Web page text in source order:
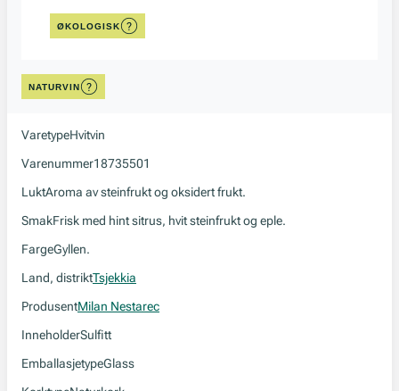
ØKOLOGISK
NATURVIN
VaretypeHvitvin
Varenummer18735501
LuktAroma av steinfrukt og oksidert frukt.
SmakFrisk med hint sitrus, hvit steinfrukt og eple.
FargeGyllen.
Land, distriktTsjekkia
ProdusentMilan Nestarec
InneholderSulfitt
EmballasjetypeGlass